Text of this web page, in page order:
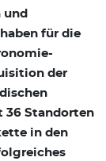
und
für die
der
36 Standorten
in den